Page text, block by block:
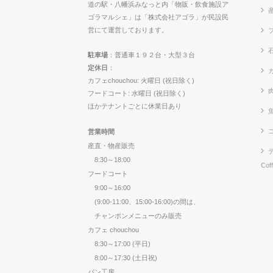
道の駅・八幡浜みなっと内「物販・飲食施設ア
ゴラマルシェ」は「株式会社アゴラ」が民設民
営にて運営しております。
駐車場 ：普通車１９２台・大型３台
定休日 ：
カフェchouchou: 火曜日 (祝日除く)
フードコート: 水曜日 (祝日除く)
ほかテナントごとに休業日あり
営業時間
産直・物産販売
8:30～18:00
フードコート
9:00～16:00
(9:00-11:00、15:00-16:00)の間は、
チャンポンメニューのみ販売
カフェ chouchou
8:30～17:00 (平日)
8:00～17:30 (土日祝)